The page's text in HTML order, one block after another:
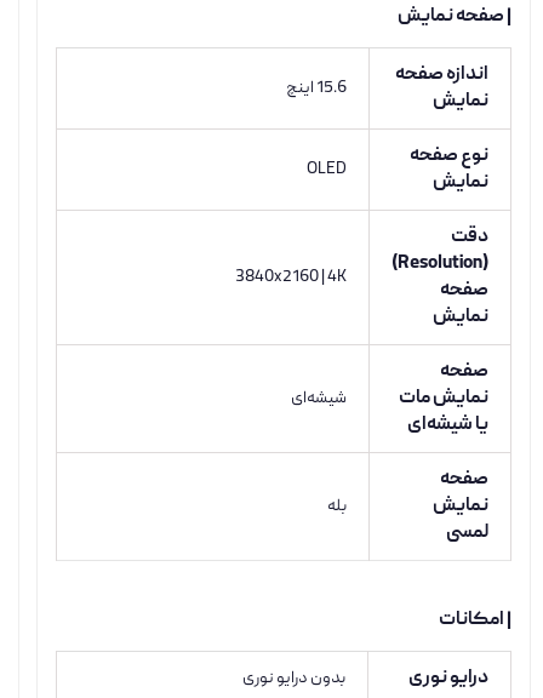
| صفحه نمایش
اندازه صفحه
نمایش
15.6 اینچ
نوع صفحه
نمایش
OLED
دقت
(Resolution)
صفحه
نمایش
3840x2160 | 4K
صفحه
نمایش مات
یا شیشه‌ای
شیشه‌ای
صفحه
نمایش
لمسی
بله
| امکانات
درایو نوری بدون درایو نوری